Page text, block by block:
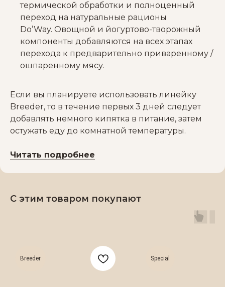
термической обработки и полноценный
переход на натуральные рационы
Do’Way. Овощной и йогуртово-творожный
компоненты добавляются на всех этапах
перехода к предварительно приваренному /
ошпаренному мясу.
Если вы планируете использовать линейку
Breeder, то в течение первых 3 дней следует
добавлять немного кипятка в питание, затем
остужать еду до комнатной температуры.
Читать подробнее
С этим товаром покупают
Breeder Special